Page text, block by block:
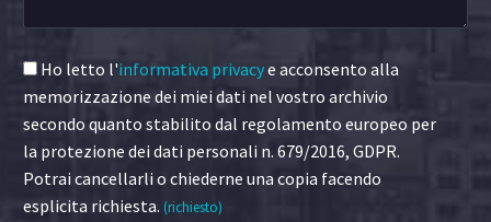
Ho letto l'informativa privacye acconsento alla
memorizzazione dei miei dati nel vostro archivio
secondo quanto stabilito dal regolamento europeo per
la protezione dei dati personali n. 679/2016, GDPR.
Potrai cancellarli o chiederne una copia facendo
esplicita richiesta. (richiesto)